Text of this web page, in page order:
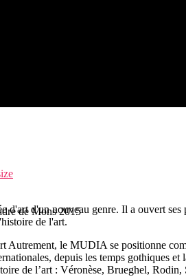
de Mons 2015
d'art d'un nouveau genre. Il a ouvert
de l'art.
Autrement, le MUDIA se positionne
depuis les temps gothiques et
de l’art : Véronèse, Brueghel,